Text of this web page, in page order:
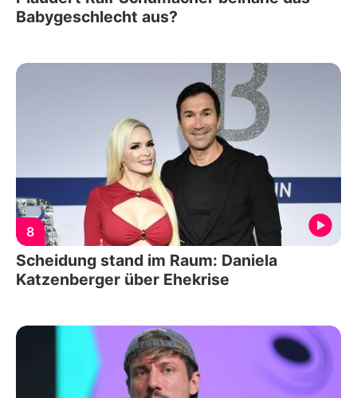
Babygeschlecht aus?
8
Scheidung stand im Raum: Daniela
Katzenberger über Ehekrise